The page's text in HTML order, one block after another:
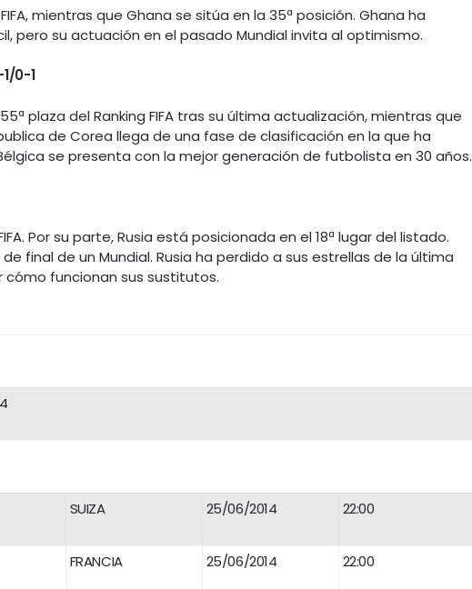
mientras que Ghana se sitúa en la 35ª posición. Ghana ha
pero su actuación en el pasado Mundial invita al optimismo.
1/0-1
plaza del Ranking FIFA tras su última actualización, mientras que
de Corea llega de una fase de clasificación en la que ha
se presenta con la mejor generación de futbolista en 30 años.
Por su parte, Rusia está posicionada en el 18ª lugar del listado.
final de un Mundial. Rusia ha perdido a sus estrellas de la última
funcionan sus sustitutos.
SUIZA 25/06/2014 22:00
FRANCIA 25/06/2014 22:00